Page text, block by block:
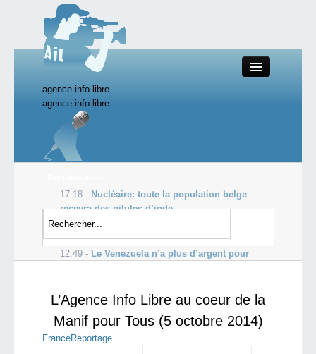
agence info libre
Close
Productions AIL
Starting Doc
agence info libre
17:18 - Nucléaire: toute la population belge
recevra des pilules d’iode
15:23 -PICQUIGNY (80) Malaises à l’école après
un épandage de pesticides
12:49 - Le Venezuela n’a plus d’argent pour
L’Agence Info Libre au coeur de la
Manif pour Tous (5 octobre 2014)
FranceReportage